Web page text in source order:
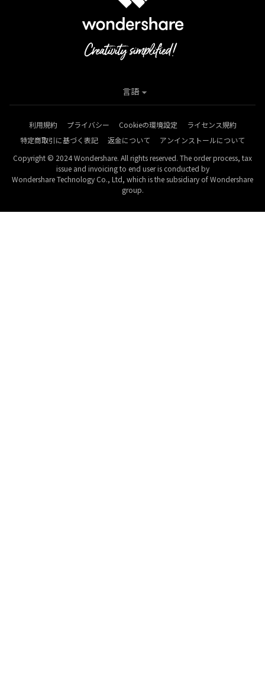
利用規約 プライバシー Cookieの環境設定
ライセンス規約
特定商取引に基づく表記
返金について
アンインストールについて
Copyright © 2024 Wondershare. All rights reserved. The order process, tax
issue and invoicing to end user is conducted by
Wondershare Technology Co., Ltd, which is the subsidiary of Wondershare
group.
言語